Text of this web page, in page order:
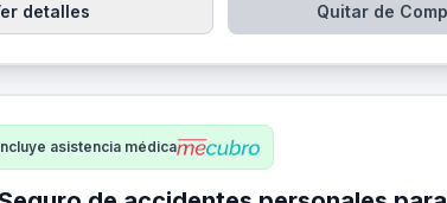
detalles Quitar de
asistencia médica